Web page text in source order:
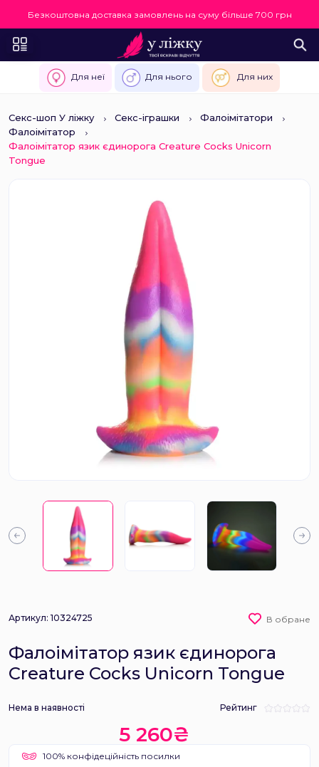
Безкоштовна доставка замовлень на суму більше 700 грн
Для неї Для нього Для них
Секс-шоп У ліжку Секс-іграшки
Фалоімітатори
Фалоімітатор
Фалоімітатор язик єдинорога Creature Cocks Unicorn
Tongue
Артикул: 10324725 В обране
Фалоімітатор язик єдинорога
Creature Cocks Unicorn Tongue
Нема в наявності Рейтинг
5 260₴
100% конфідеційність посилки